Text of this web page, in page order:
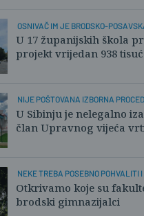
OSNIVAČ IM JE BRODSKO-
U 17 županijskih škola
projekt vrijedan 938
NIJE POŠTOVANA IZBORNA
U Sibinju je nelegalno
član Upravnog vijeća
NEKE TREBA POSEBNO POHVALITI
Otkrivamo koje su
brodski gimnazijalci